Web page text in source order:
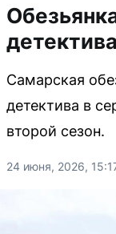
Самарская
детектива в
второй сезон.
24 июня, 2026,